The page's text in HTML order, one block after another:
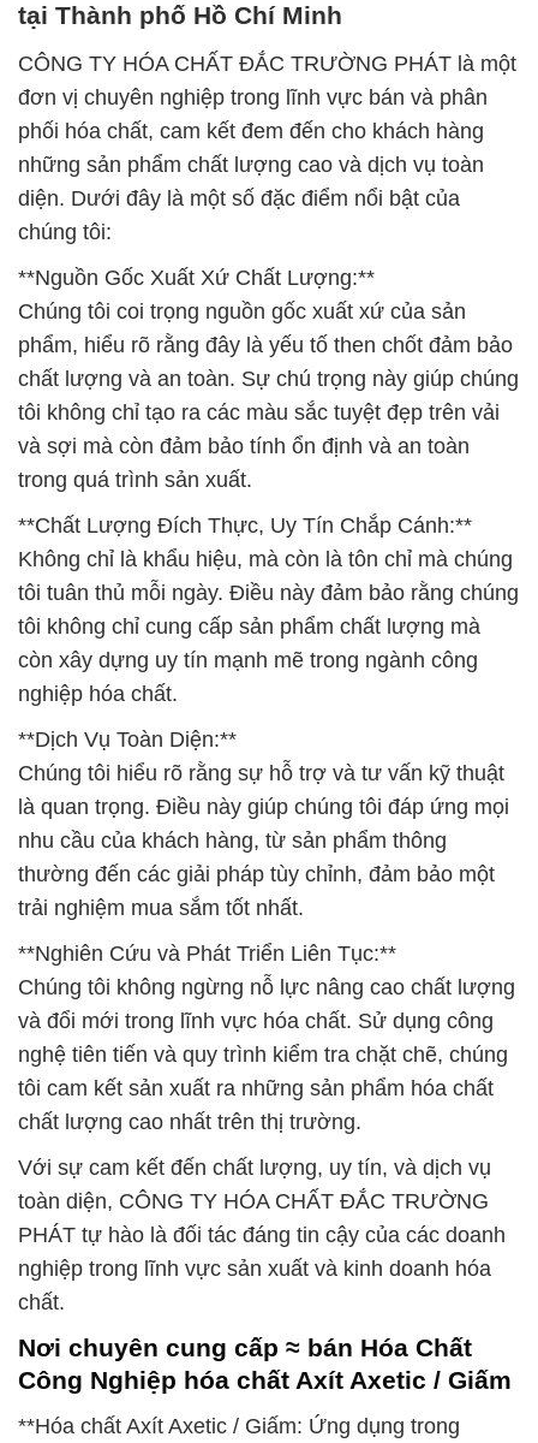
tại Thành phố Hồ Chí Minh
CÔNG TY HÓA CHẤT ĐẮC TRƯỜNG PHÁT là một
đơn vị chuyên nghiệp trong lĩnh vực bán và phân
phối hóa chất, cam kết đem đến cho khách hàng
những sản phẩm chất lượng cao và dịch vụ toàn
diện. Dưới đây là một số đặc điểm nổi bật của
chúng tôi:
**Nguồn Gốc Xuất Xứ Chất Lượng:**
Chúng tôi coi trọng nguồn gốc xuất xứ của sản
phẩm, hiểu rõ rằng đây là yếu tố then chốt đảm bảo
chất lượng và an toàn. Sự chú trọng này giúp chúng
tôi không chỉ tạo ra các màu sắc tuyệt đẹp trên vải
và sợi mà còn đảm bảo tính ổn định và an toàn
trong quá trình sản xuất.
**Chất Lượng Đích Thực, Uy Tín Chắp Cánh:**
Không chỉ là khẩu hiệu, mà còn là tôn chỉ mà chúng
tôi tuân thủ mỗi ngày. Điều này đảm bảo rằng chúng
tôi không chỉ cung cấp sản phẩm chất lượng mà
còn xây dựng uy tín mạnh mẽ trong ngành công
nghiệp hóa chất.
**Dịch Vụ Toàn Diện:**
Chúng tôi hiểu rõ rằng sự hỗ trợ và tư vấn kỹ thuật
là quan trọng. Điều này giúp chúng tôi đáp ứng mọi
nhu cầu của khách hàng, từ sản phẩm thông
thường đến các giải pháp tùy chỉnh, đảm bảo một
trải nghiệm mua sắm tốt nhất.
**Nghiên Cứu và Phát Triển Liên Tục:**
Chúng tôi không ngừng nỗ lực nâng cao chất lượng
và đổi mới trong lĩnh vực hóa chất. Sử dụng công
nghệ tiên tiến và quy trình kiểm tra chặt chẽ, chúng
tôi cam kết sản xuất ra những sản phẩm hóa chất
chất lượng cao nhất trên thị trường.
Với sự cam kết đến chất lượng, uy tín, và dịch vụ
toàn diện, CÔNG TY HÓA CHẤT ĐẮC TRƯỜNG
PHÁT tự hào là đối tác đáng tin cậy của các doanh
nghiệp trong lĩnh vực sản xuất và kinh doanh hóa
chất.
Nơi chuyên cung cấp ≈ bán Hóa Chất
Công Nghiệp hóa chất Axít Axetic / Giấm
**Hóa chất Axít Axetic / Giấm: Ứng dụng trong